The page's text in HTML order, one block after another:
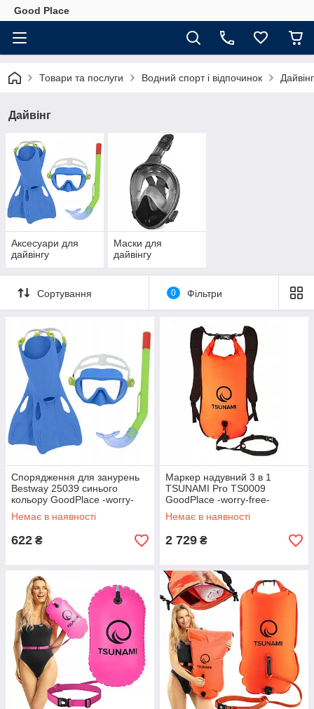
Good Place
Товари та послуги Водний спорт і відпочинок Дайвінг
Дайвінг
Аксесуари для
дайвінгу
Маски для
дайвінгу
Сортування 0 Фільтри
Спорядження для занурень
Bestway 25039 синього
кольору GoodPlace -worry-
free-shopping-
Немає в наявності
622 ₴
Маркер надувний 3 в 1
TSUNAMI Pro TS0009
GoodPlace -worry-free-
shopping-
Немає в наявності
2 729 ₴